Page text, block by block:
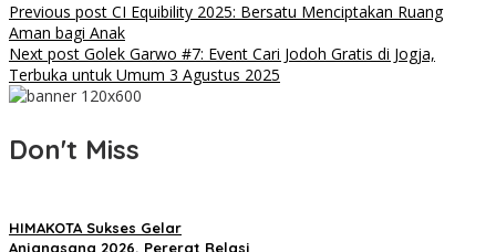
Previous post CI Equibility 2025: Bersatu Menciptakan Ruang
Aman bagi Anak
Next post Golek Garwo #7: Event Cari Jodoh Gratis di Jogja,
Terbuka untuk Umum 3 Agustus 2025
Don't Miss
HIMAKOTA Sukses Gelar
Anjangsana 2026, Pererat Relasi